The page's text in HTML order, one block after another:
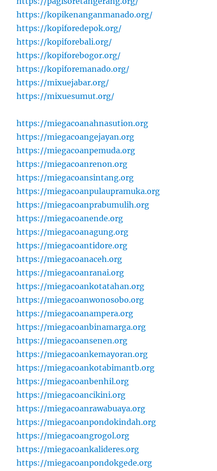
https://kopikenanganmanado.org/
https://kopiforedepok.org/
https://kopiforebali.org/
https://kopiforebogor.org/
https://kopiforemanado.org/
https://mixuejabar.org/
https://mixuesumut.org/
https://miegacoanahnasution.org
https://miegacoangejayan.org
https://miegacoanpemuda.org
https://miegacoanrenon.org
https://miegacoansintang.org
https://miegacoanpulaupramuka.org
https://miegacoanprabumulih.org
https://miegacoanende.org
https://miegacoanagung.org
https://miegacoantidore.org
https://miegacoanaceh.org
https://miegacoanranai.org
https://miegacoankotatahan.org
https://miegacoanwonosobo.org
https://miegacoanampera.org
https://miegacoanbinamarga.org
https://miegacoansenen.org
https://miegacoankemayoran.org
https://miegacoankotabimantb.org
https://miegacoanbenhil.org
https://miegacoancikini.org
https://miegacoanrawabuaya.org
https://miegacoanpondokindah.org
https://miegacoangrogol.org
https://miegacoankalideres.org
https://miegacoanpondokgede.org